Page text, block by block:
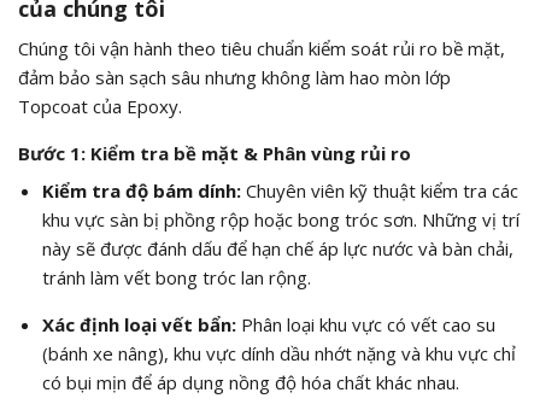
của chúng tôi
Chúng tôi vận hành theo tiêu chuẩn kiểm soát rủi ro bề mặt,
đảm bảo sàn sạch sâu nhưng không làm hao mòn lớp
Topcoat của Epoxy.
Bước 1: Kiểm tra bề mặt & Phân vùng rủi ro
Kiểm tra độ bám dính:Chuyên viên kỹ thuật kiểm tra các
khu vực sàn bị phồng rộp hoặc bong tróc sơn. Những vị trí
này sẽ được đánh dấu để hạn chế áp lực nước và bàn chải,
tránh làm vết bong tróc lan rộng.
Xác định loại vết bẩn:Phân loại khu vực có vết cao su
(bánh xe nâng), khu vực dính dầu nhớt nặng và khu vực chỉ
có bụi mịn để áp dụng nồng độ hóa chất khác nhau.